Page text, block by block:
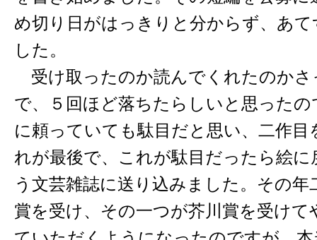
め切り日がはっきりと分からず、あ
した。
受け取ったのか読んでくれたのかさ
で、５回ほど落ちたらしいと思った
に頼っていても駄目だと思い、二作
れが最後で、これが駄目だったら絵に
う文芸雑誌に送り込みました。その
賞を受け、その一つが芥川賞を受け